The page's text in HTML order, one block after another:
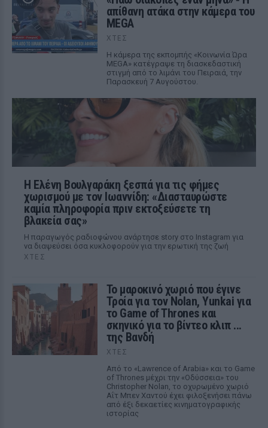
απίθανη ατάκα στην κάμερα του
MEGA
ΧΤΕΣ
Η κάμερα της εκπομπής «Κοινωνία Ώρα
MEGA» κατέγραψε τη διασκεδαστική
στιγμή από το λιμάνι του Πειραιά, την
Παρασκευή 7 Αυγούστου.
Η Ελένη Βουλγαράκη ξεσπά για τις φήμες
χωρισμού με τον Ιωαννίδη: «Διασταυρώστε
καμία πληροφορία πριν εκτοξεύσετε τη
βλακεία σας»
Η παραγωγός ραδιοφώνου ανάρτησε story στο Instagram για
να διαψεύσει όσα κυκλοφορούν για την ερωτική της ζωή
ΧΤΕΣ
Το μαροκινό χωριό που έγινε
Τροία για τον Nolan, Yunkai για
το Game of Thrones και
σκηνικό για το βίντεο κλιπ ...
της Βανδή
ΧΤΕΣ
Από το «Lawrence of Arabia» και το Game
of Thrones μέχρι την «Οδύσσεια» του
Christopher Nolan, το οχυρωμένο χωριό
Αΐτ Μπεν Χαντού έχει φιλοξενήσει πάνω
από έξι δεκαετίες κινηματογραφικής
ιστορίας